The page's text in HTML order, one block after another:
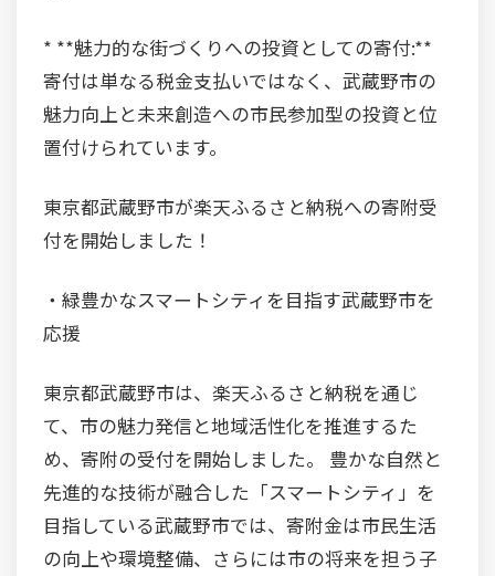
* **魅力的な街づくりへの投資としての寄付:**
寄付は単なる税金支払いではなく、武蔵野市の
魅力向上と未来創造への市民参加型の投資と位
置付けられています。
東京都武蔵野市が楽天ふるさと納税への寄附受
付を開始しました！
・緑豊かなスマートシティを目指す武蔵野市を
応援
東京都武蔵野市は、楽天ふるさと納税を通じ
て、市の魅力発信と地域活性化を推進するた
め、寄附の受付を開始しました。 豊かな自然と
先進的な技術が融合した「スマートシティ」を
目指している武蔵野市では、寄附金は市民生活
の向上や環境整備、さらには市の将来を担う子